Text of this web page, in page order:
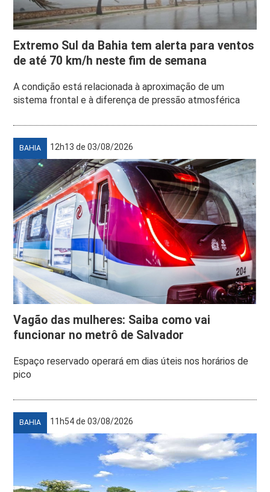
Extremo Sul da Bahia tem alerta para ventos
de até 70 km/h neste fim de semana
A condição está relacionada à aproximação de um
sistema frontal e à diferença de pressão atmosférica
BAHIA 12h13 de 03/08/2026
Vagão das mulheres: Saiba como vai
funcionar no metrô de Salvador
Espaço reservado operará em dias úteis nos horários de
pico
BAHIA 11h54 de 03/08/2026